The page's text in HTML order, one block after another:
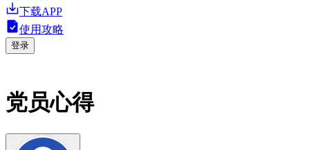
下载APP
使用攻略
登录
党员心得